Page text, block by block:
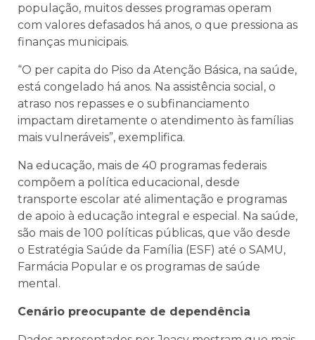
população, muitos desses programas operam
com valores defasados há anos, o que pressiona as
finanças municipais.
“O per capita do Piso da Atenção Básica, na saúde,
está congelado há anos. Na assistência social, o
atraso nos repasses e o subfinanciamento
impactam diretamente o atendimento às famílias
mais vulneráveis”, exemplifica.
Na educação, mais de 40 programas federais
compõem a política educacional, desde
transporte escolar até alimentação e programas
de apoio à educação integral e especial. Na saúde,
são mais de 100 políticas públicas, que vão desde
o Estratégia Saúde da Família (ESF) até o SAMU,
Farmácia Popular e os programas de saúde
mental.
Cenário preocupante de dependência